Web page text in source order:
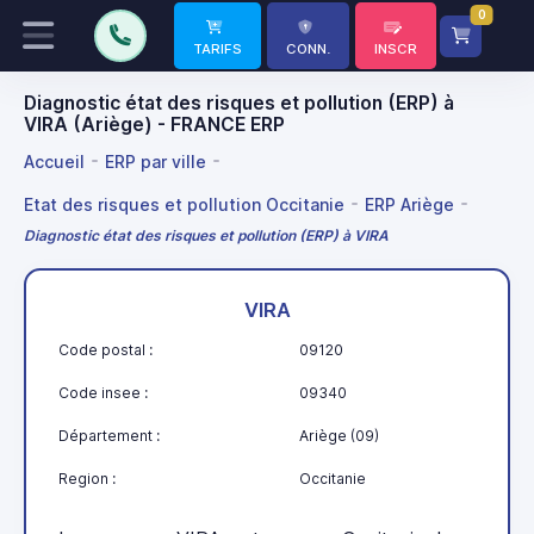
TARIFS CONN. INSCR
0
Diagnostic état des risques et pollution (ERP) à
VIRA (Ariège) - FRANCE ERP
Accueil ERP par ville
Etat des risques et pollution Occitanie ERP Ariège
Diagnostic état des risques et pollution (ERP) à VIRA
VIRA
Code postal : 09120
Code insee : 09340
Département : Ariège (09)
Region : Occitanie